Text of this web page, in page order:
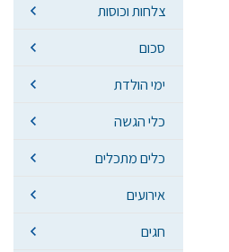
צלחות וכוסות
סכום
ימי הולדת
כלי הגשה
כלים מתכלים
אירועים
חגים